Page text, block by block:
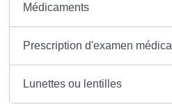
Médicaments
Prescription d'examen médical
Lunettes ou lentilles